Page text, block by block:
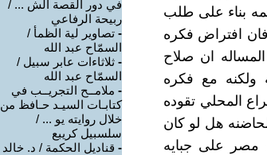
بناء على طلب
افتراض فكره
ان صلاح
ولكنه مع فكره
المحلي تقوده
هل لو كان
مصر على جبايه
في دور القصة الش ... /
ربيحة الرفاعي
- تصاوير لية الظمأ /
السمّاح عبد الله
- ثلاثاءات عابر سبيل /
السمّاح عبد الله
- ملامــح التجريــب في
كتابـات السيـد حـافظ من
خلال روايته يو ... /
سلسبيل كريبع
- قناديل الحكمة / د. خالد